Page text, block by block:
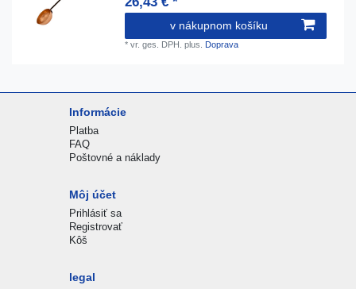
v nákupnom košíku
*vr. ges. DPH. plus. Doprava
Informácie
Platba
FAQ
Poštovné a náklady
Môj účet
Prihlásiť sa
Registrovať
Kôš
legal